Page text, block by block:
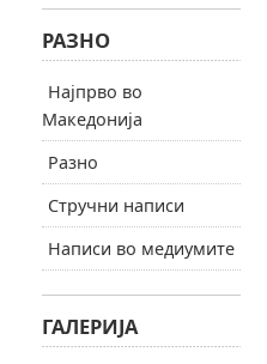
РАЗНО
Најпрво во
Македонија
Разно
Стручни написи
Написи во медиумите
ГАЛЕРИЈА